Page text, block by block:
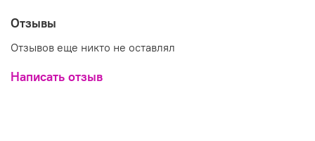
Отзывы
Отзывов еще никто не оставлял
Написать отзыв